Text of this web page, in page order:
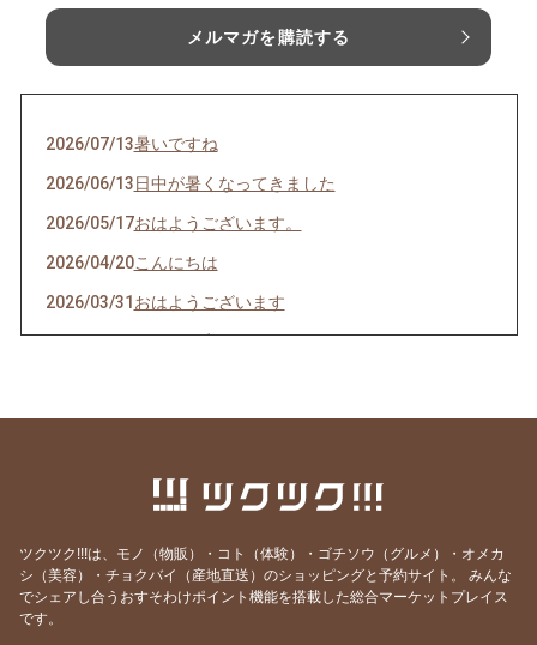
メルマガを購読する
2026/07/13暑いですね
2026/06/13日中が暑くなってきました
2026/05/17おはようございます。
2026/04/20こんにちは
2026/03/31 おはようございます
2026/03/19まだまだ寒いですね
2026/02/16こんにちは
こんばんは
2026/01/20雪降りました！
2026/01/17
ツクツク!!!は、モノ（物販）・コト（体験）・ゴチソウ（グルメ）・オメカ
シ（美容）・チョクバイ（産地直送）のショッピングと予約サイト。
みんな
でシェアし合うおすそわけポイント機能を搭載した総合マーケットプレイス
です。